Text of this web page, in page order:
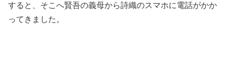
すると、そこへ賢吾の義母から詩織のスマホに電話がかか
ってきました。